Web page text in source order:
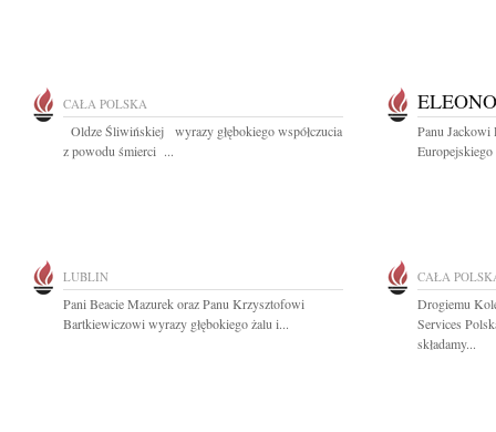
CAŁA POLSKA
Oldze Śliwińskiej wyrazy głębokiego współczucia
z powodu śmierci ...
Panu Jackowi
LUBLIN
Pani Beacie Mazurek oraz Panu Krzysztofowi
Bartkiewiczowi wyrazy głębokiego żalu i...
CAŁA
Drogiemu
Services
składamy...